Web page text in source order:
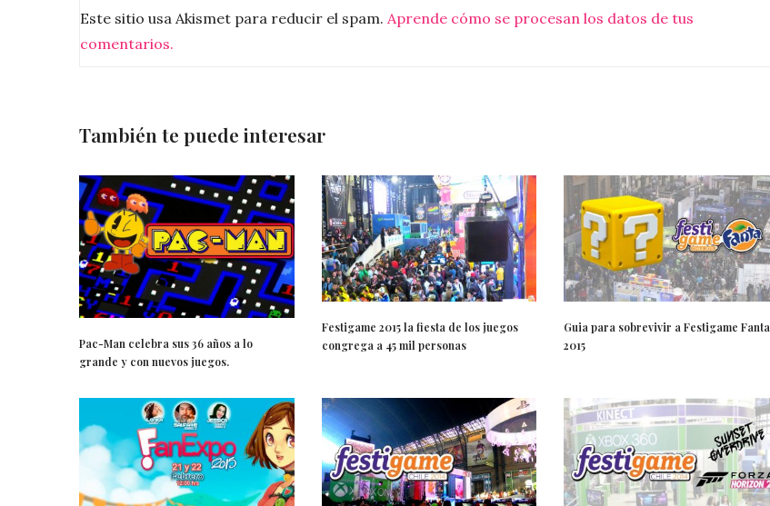
Este sitio usa Akismet para reducir el spam. Aprende cómo se procesan los datos de tus
comentarios.
También te puede interesar
Pac-Man celebra sus 36 años a lo
grande y con nuevos juegos.
Festigame 2015 la fiesta de los juegos
congrega a 45 mil personas
Guia para sobrevivir a Festigame Fanta
2015